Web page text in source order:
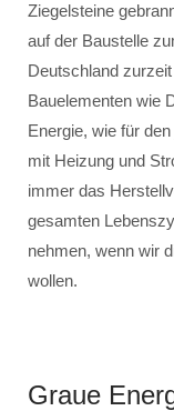
Ziegelsteine
auf der Baustelle
Deutschland
Bauelementen wie
Energie, wie für
mit Heizung und
immer das
gesamten
nehmen, wenn wir
wollen.
Graue